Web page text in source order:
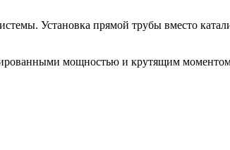
Установка прямой трубы вместо
мощностью и крутящим